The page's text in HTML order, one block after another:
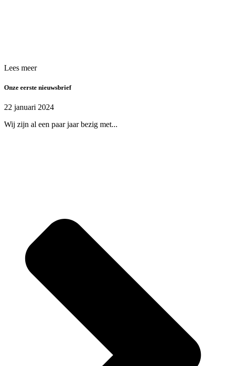
Lees meer
Onze eerste nieuwsbrief
22 januari 2024
Wij zijn al een paar jaar bezig met...